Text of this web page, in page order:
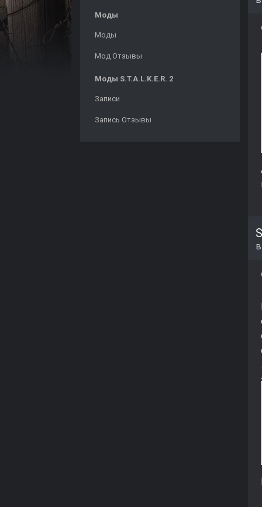
Моды
Моды
Мод Отзывы
Моды S.T.A.L.K.E.R. 2
Записи
Запись Отзывы